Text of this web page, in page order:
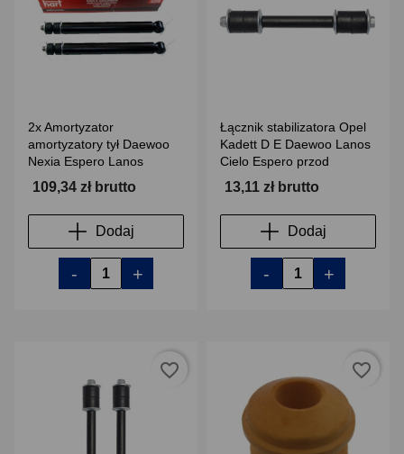
2x Amortyzator
amortyzatory tył Daewoo
Nexia Espero Lanos
109,34 zł brutto
Dodaj
- +
Łącznik stabilizatora Opel
Kadett D E Daewoo Lanos
Cielo Espero przod
13,11 zł brutto
Dodaj
- +
favorite_border favorite_border